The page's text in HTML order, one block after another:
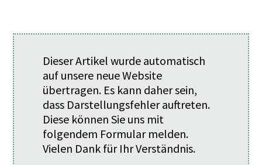
Dieser Artikel wurde automatisch
auf unsere neue Website
übertragen. Es kann daher sein,
dass Darstellungsfehler auftreten.
Diese können Sie uns mit
folgendem Formularmelden.
Vielen Dank für Ihr Verständnis.